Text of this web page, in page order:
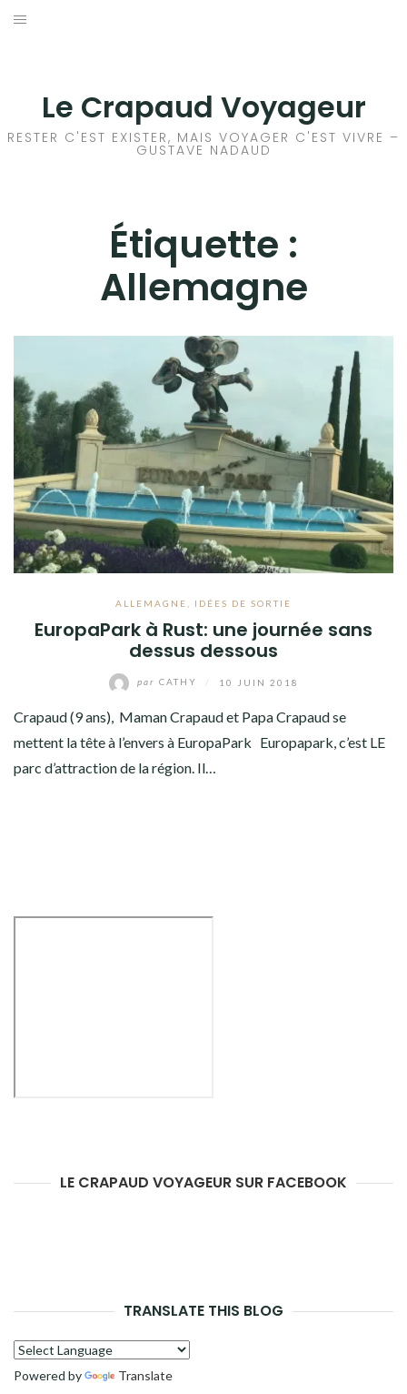
Aller
Le Crapaud Voyageur
RESTER C'EST EXISTER, MAIS VOYAGER C'EST VIVRE –
GUSTAVE NADAUD
Étiquette :
Allemagne
ALLEMAGNE IDÉES DE SORTIE
EuropaPark à Rust: une journée sans
dessus dessous
par CATHY 10 JUIN 2018
Crapaud (9 ans), Maman Crapaud et Papa Crapaud se
mettent la tête à l’envers à EuropaPark Europapark, c’est LE
parc d’attraction de la région. Il…
LE CRAPAUD VOYAGEUR SUR FACEBOOK
TRANSLATE THIS BLOG
Powered by Translate
EUROPE
AMÉRIQUE DU SUD
TOUR DU MONDE 2020-2021
CONTACT